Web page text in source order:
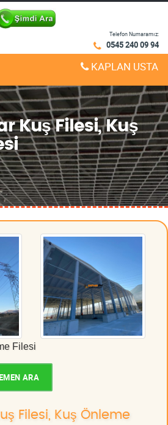
Telefon Numaramız:
0545 240 09 94
KAPLAN USTA
Kuş Filesi, Kuş
Filesi
ARA
Filesi, Kuş Önleme